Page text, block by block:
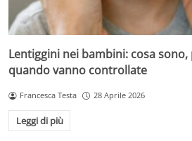
Lentiggini nei bambini: cosa
quando vanno controllate
Francesca Testa 28 Aprile 2026
Leggi di più